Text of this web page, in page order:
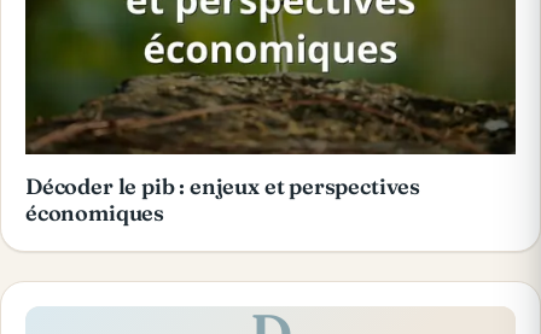
Décoder le pib : enjeux et perspectives
économiques